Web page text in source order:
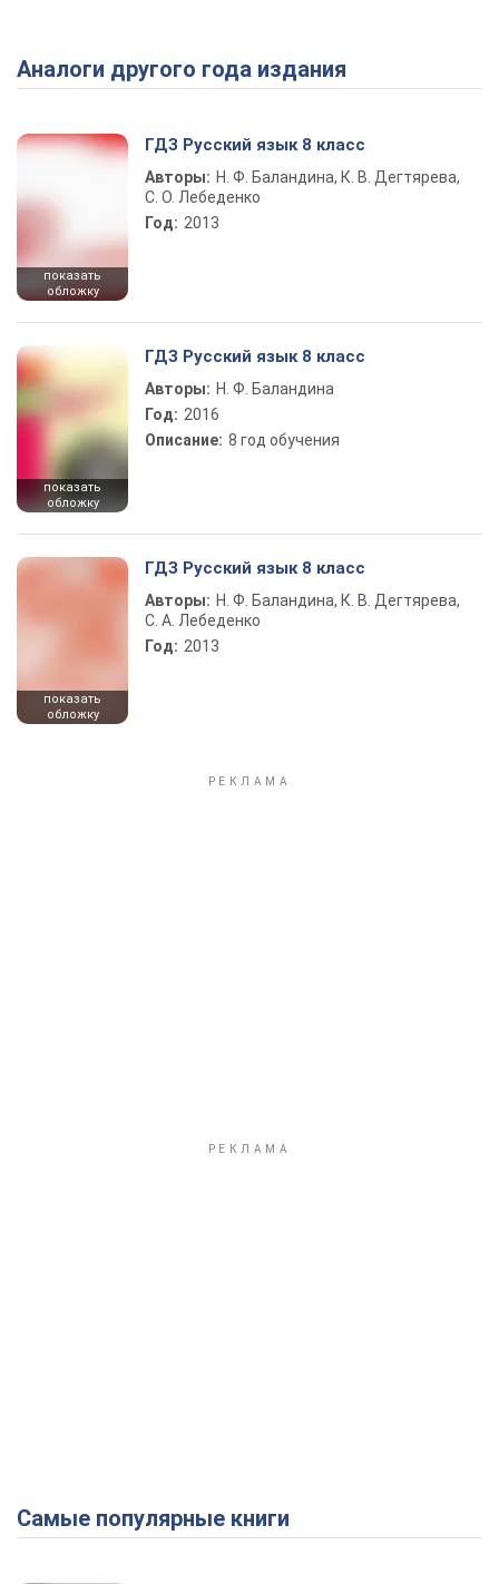
Play Video
Аналоги другого года издания
показать
обложку
ГДЗ Русский язык 8 класс
Авторы: Н. Ф. Баландина, К. В. Дегтярева,
С. О. Лебеденко
Год: 2013
показать
обложку
ГДЗ Русский язык 8 класс
Авторы: Н. Ф. Баландина
Год: 2016
Описание: 8 год обучения
показать
обложку
ГДЗ Русский язык 8 класс
Авторы: Н. Ф. Баландина, К. В. Дегтярева,
С. А. Лебеденко
Год: 2013
Самые популярные книги